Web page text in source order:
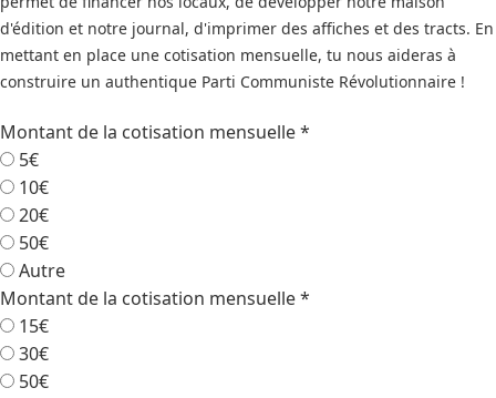
d'édition et notre journal, d'imprimer des affiches et des tracts. En
mettant en place une cotisation mensuelle, tu nous aideras à
construire un authentique Parti Communiste Révolutionnaire !
Montant de la cotisation mensuelle*
5€
10€
20€
50€
Autre
Montant de la cotisation mensuelle*
15€
30€
50€